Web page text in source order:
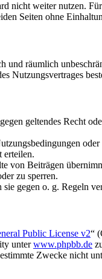
nicht weiter nutzen.
Seiten ohne
räumlich
Nutzungsvertrages
geltendes Recht
erteilen.
Beiträgen
zu sperren.
gegen o. g. Regeln
Public License v2“
unterwww.phpbb.de
Zwecke nicht